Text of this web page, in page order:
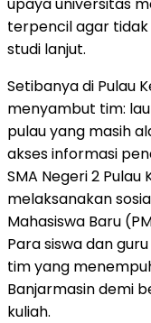
terpencil agar
studi lanjut.
Setibanya di Pulau
menyambut tim:
pulau yang masih
akses informasi
SMA Negeri 2 Pulau
melaksanakan
Mahasiswa Baru
Para siswa dan
tim yang
Banjarmasin demi
kuliah.